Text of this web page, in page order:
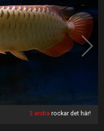
3 andra rockar det här!